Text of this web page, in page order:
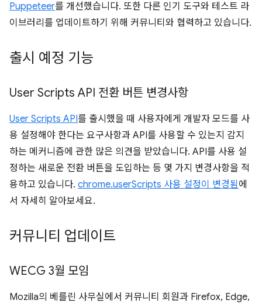
Puppeteer를 개선했습니다. 또한 다른 인기 도구와 테스트 라
이브러리를 업데이트하기 위해 커뮤니티와 협력하고 있습니다.
출시 예정 기능
User Scripts API 전환 버튼 변경사항
User Scripts API를 출시했을 때 사용자에게 개발자 모드를 사
용 설정해야 한다는 요구사항과 API를 사용할 수 있는지 감지
하는 메커니즘에 관한 많은 의견을 받았습니다. API를 사용 설
정하는 새로운 전환 버튼을 도입하는 등 몇 가지 변경사항을 적
용하고 있습니다. chrome.userScripts 사용 설정이 변경됨 에
서 자세히 알아보세요.
커뮤니티 업데이트
WECG 3월 모임
Mozilla의 베를린 사무실에서 커뮤니티 회원과 Firefox, Edge,